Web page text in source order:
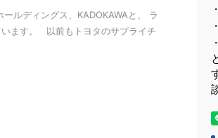
ルディングス、KADOKAWAと、 ラ
ます。 以前もトヨタのサプライチ